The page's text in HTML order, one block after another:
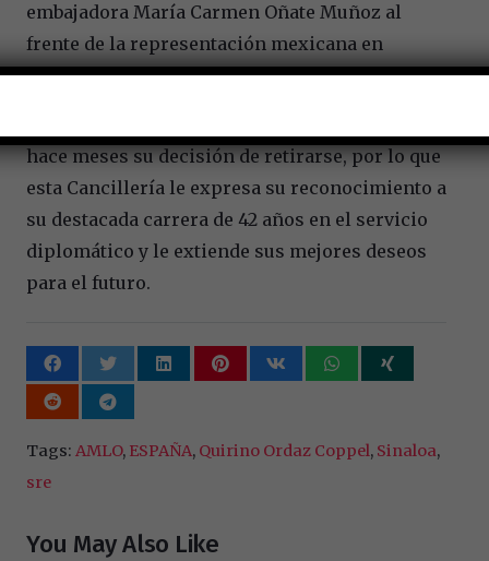
embajadora María Carmen Oñate Muñoz al
frente de la representación mexicana en
Madrid.
hace meses su decisión de retirarse, por lo que
esta Cancillería le expresa su reconocimiento a
su destacada carrera de 42 años en el servicio
diplomático y le extiende sus mejores deseos
para el futuro.
Tags: AMLO, ESPAÑA, Quirino Ordaz Coppel, Sinaloa,
sre
You May Also Like